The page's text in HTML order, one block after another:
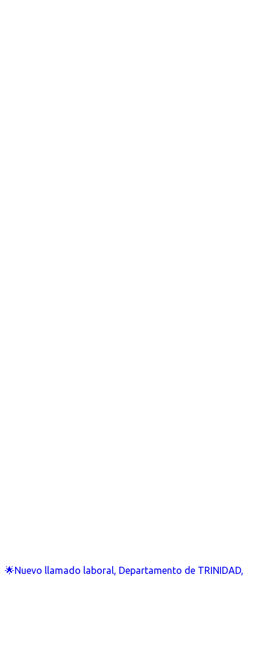
🌟Nuevo llamado laboral, Departamento de TRINIDAD,